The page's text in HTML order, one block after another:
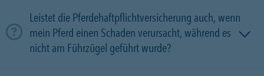
Leistet die Pferdehaftpflichtversicherung auch, wenn
mein Pferd einen Schaden verursacht, während es
nicht am Führzügel geführt wurde?